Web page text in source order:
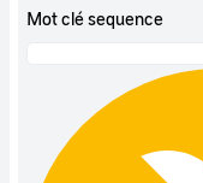
Mot clé sequence